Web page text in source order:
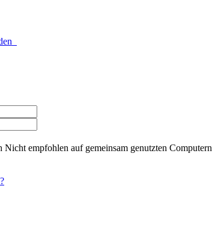
Nicht empfohlen auf gemeinsam genutzten Computern